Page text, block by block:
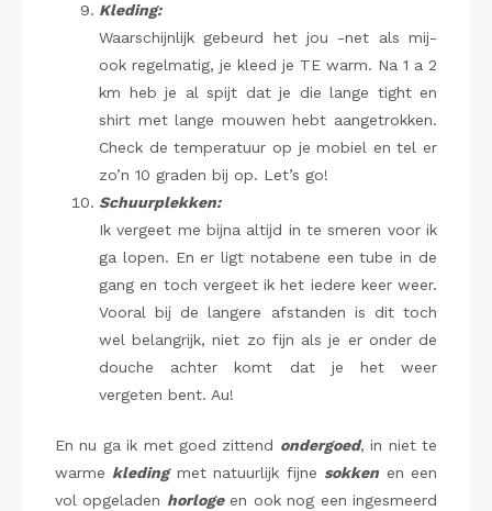
Kleding:
Waarschijnlijk gebeurd het jou -net als mij-
ook regelmatig, je kleed je TE warm. Na 1 a 2
km heb je al spijt dat je die lange tight en
shirt met lange mouwen hebt aangetrokken.
Check de temperatuur op je mobiel en tel er
zo’n 10 graden bij op. Let’s go!
Schuurplekken:
Ik vergeet me bijna altijd in te smeren voor ik
ga lopen. En er ligt notabene een tube in de
gang en toch vergeet ik het iedere keer weer.
Vooral bij de langere afstanden is dit toch
wel belangrijk, niet zo fijn als je er onder de
douche achter komt dat je het weer
vergeten bent. Au!
En nu ga ik met goed zittend ondergoed, in niet te
warme kledingmet natuurlijk fijne sokken en een
vol opgeladen horlogeen ook nog een ingesmeerd